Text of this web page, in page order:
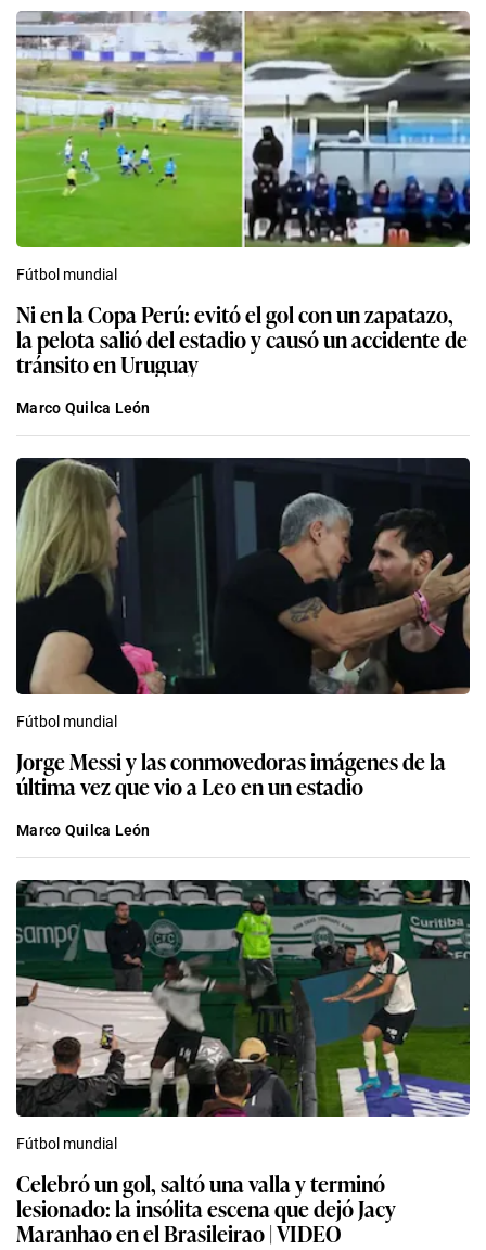
Fútbol mundial
Ni en la Copa Perú: evitó el gol con un zapatazo,
la pelota salió del estadio y causó un accidente de
tránsito en Uruguay
Marco Quilca León
Fútbol mundial
Jorge Messi y las conmovedoras imágenes de la
última vez que vio a Leo en un estadio
Marco Quilca León
Fútbol mundial
Celebró un gol, saltó una valla y terminó
lesionado: la insólita escena que dejó Jacy
Maranhao en el Brasileirao | VIDEO